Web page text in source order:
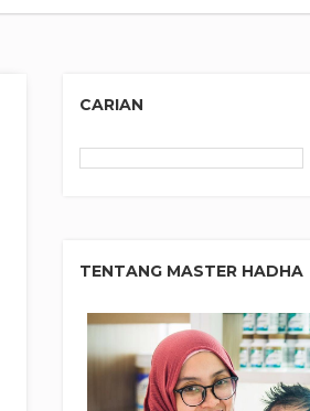
CARIAN
TENTANG MASTER HADHA